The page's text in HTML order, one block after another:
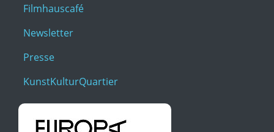
Filmhauscafé
Newsletter
Presse
KunstKulturQuartier